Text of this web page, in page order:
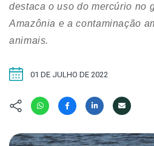
Kit
destaca o uso do mercúrio no
Amazônia e a contaminação
animais.
01 DE JULHO DE 2022